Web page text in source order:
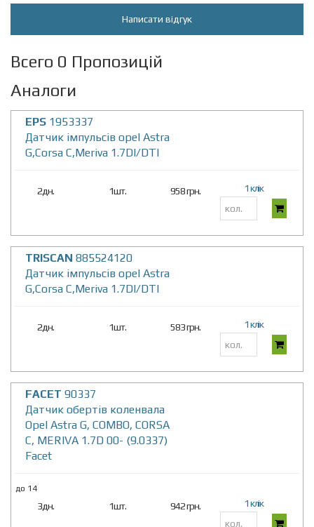
Написати відгук
Всего 0 Пропозицій
Аналоги
EPS 1953337
Датчик імпульсів opel Astra
G,Corsa C,Meriva 1.7DI/DTI
2дн. 1шт. 958 грн. 1 клік
TRISCAN 885524120
Датчик імпульсів opel Astra
G,Corsa C,Meriva 1.7DI/DTI
2дн. 1шт. 583 грн. 1 клік
FACET 90337
Датчик обертів коленвала
Opel Astra G, COMBO, CORSA
C, MERIVA 1.7D 00- (9.0337)
Facet
до 14
3дн. 1шт. 942 грн. 1 клік